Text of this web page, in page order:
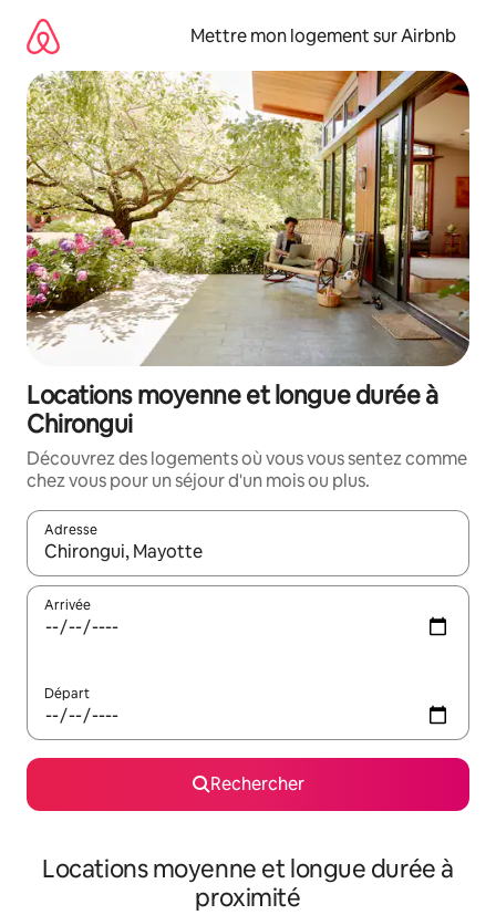
directement
contenu
Mettre mon logement sur Airbnb
Locations moyenne et longue durée à
Chirongui
Découvrez des logements où vous vous sentez comme
chez vous pour un séjour d'un mois ou plus.
Adresse
Lorsque les résultats s'affichent, utilisez les flèches vers le
Arrivée
Départ
Rechercher
Locations moyenne et longue durée à
proximité